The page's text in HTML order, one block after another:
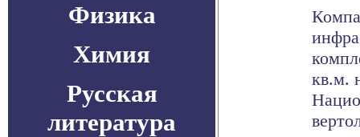
Физика
Химия
Русская
литература
кв.м.